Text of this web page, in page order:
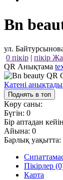
Bn
ул.
0 пікір | пікір
QR Анықтама
Қатені
Поднять в топ
Көру саны:
Бүгін: 0
Бір аптадан
Айына: 0
Барлық уақытта:
Пікірлер
Карта